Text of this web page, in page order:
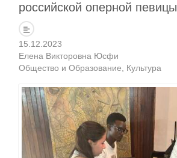
российской оперной певицы
15.12.2023
Елена Викторовна Юсфи
Общество и Образование
Культура